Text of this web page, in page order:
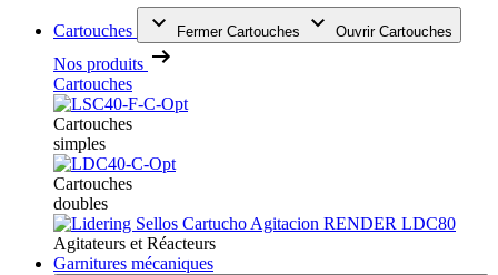
Cartouches Fermer Cartouches Ouvrir Cartouches
Nos produits
Cartouches
Cartouches
simples
Cartouches
doubles
Agitateurs et Réacteurs
Garnitures mécaniques